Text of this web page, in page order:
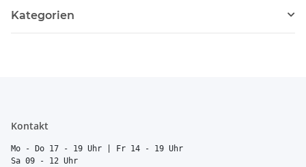
Kategorien
Kontakt
Mo - Do 17 - 19 Uhr | Fr 14 - 19 Uhr
Sa 09 - 12 Uhr